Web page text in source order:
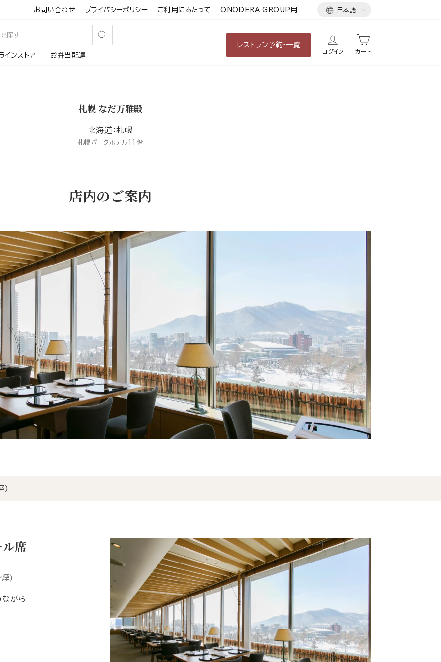
お問い合わせ プライバシーポリシー ご利用にあたって ONODERA GROUP用
言
日本語
検
インストア お弁当配達
レストラン予約・一覧
ログイン カート
札幌 なだ万雅殿
北海道：札幌
札幌パークホテル11階
店内のご案内
)
席
)
がら